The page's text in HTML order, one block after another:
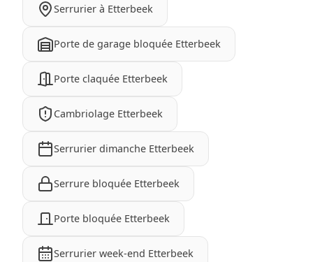
Serrurier à Etterbeek
Porte de garage bloquée Etterbeek
Porte claquée Etterbeek
Cambriolage Etterbeek
Serrurier dimanche Etterbeek
Serrure bloquée Etterbeek
Porte bloquée Etterbeek
Serrurier week-end Etterbeek